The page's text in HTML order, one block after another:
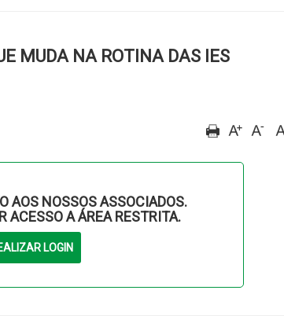
MUDA NA ROTINA DAS IES
AOS NOSSOS ASSOCIADOS.
ACESSO A ÁREA RESTRITA.